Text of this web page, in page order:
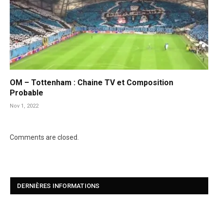
OM – Tottenham : Chaine TV et Composition
Probable
Nov 1, 2022
Comments are closed.
DERNIÈRES INFORMATIONS